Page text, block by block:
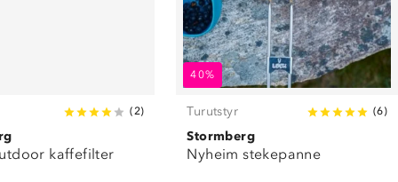
(2)
kaffefilter
40%
Turutstyr (6)
Stormberg
Nyheim stekepanne